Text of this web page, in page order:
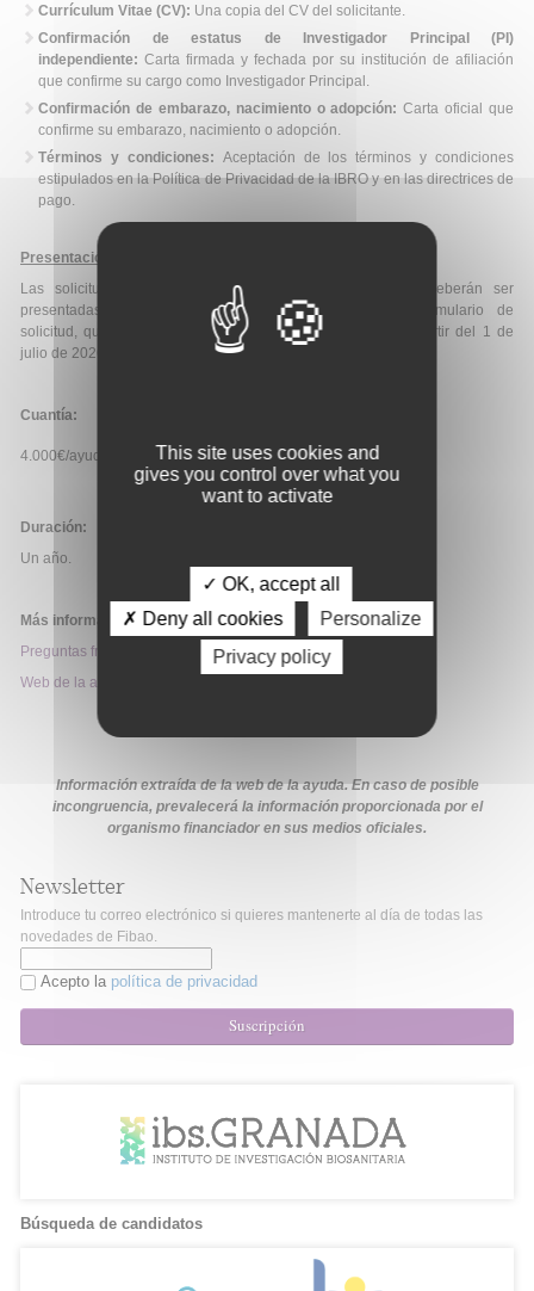
Currículum Vitae (CV): Una copia del CV del solicitante.
Confirmación de estatus de Investigador Principal (PI)
independiente: Carta firmada y fechada por su institución de afiliación
que confirme su cargo como Investigador Principal.
Confirmación de embarazo, nacimiento o adopción: Carta oficial que
confirme su embarazo, nacimiento o adopción.
Términos y condiciones: Aceptación de los términos y condiciones
estipulados en la Política de Privacidad de la IBRO y en las directrices de
pago.
Presentación de solicitudes
Las solicitudes, junto con la documentación necesaria, deberán ser
presentadas de forma telemática cumplimentando el formulario de
solicitud, que estará disponible en la web de la ayuda a partir del 1 de
julio de 2026.
Cuantía:
4.000€/ayuda.
Duración:
Un año.
Más información:
Preguntas frecuentes
Web de la ayuda
Información extraída de la web de la ayuda. En caso de posible
incongruencia, prevalecerá la información proporcionada por el
organismo financiador en sus medios oficiales.
Newsletter
Introduce tu correo electrónico si quieres mantenerte al día de todas las
novedades de Fibao.
Acepto la política de privacidad
Suscripción
Búsqueda de candidatos
This site uses cookies and
gives you control over what you
want to activate
✓ OK, accept all
✗ Deny all cookies
Personalize
Privacy policy